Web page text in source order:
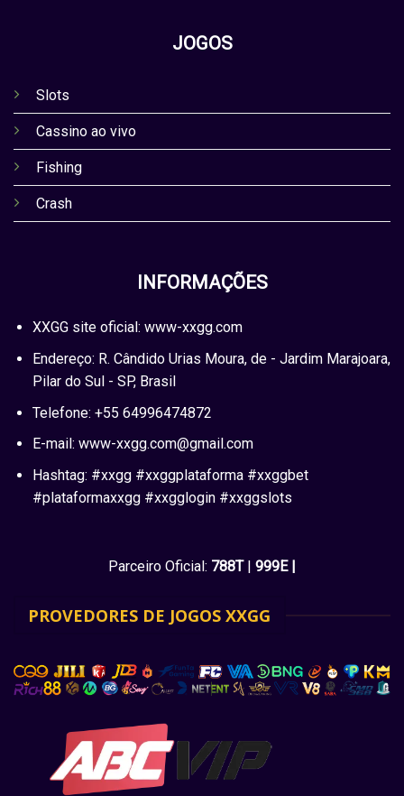
JOGOS
Slots
Cassino ao vivo
Fishing
Crash
INFORMAÇÕES
XXGG site oficial: www-xxgg.com
Endereço: R. Cândido Urias Moura, de - Jardim Marajoara,
Pilar do Sul - SP, Brasil
Telefone: +55 64996474872
E-mail: www-xxgg.com@gmail.com
Hashtag: #xxgg #xxggplataforma #xxggbet
#plataformaxxgg #xxgglogin #xxggslots
Parceiro Oficial: 788T| 999E|
PROVEDORES DE JOGOS XXGG